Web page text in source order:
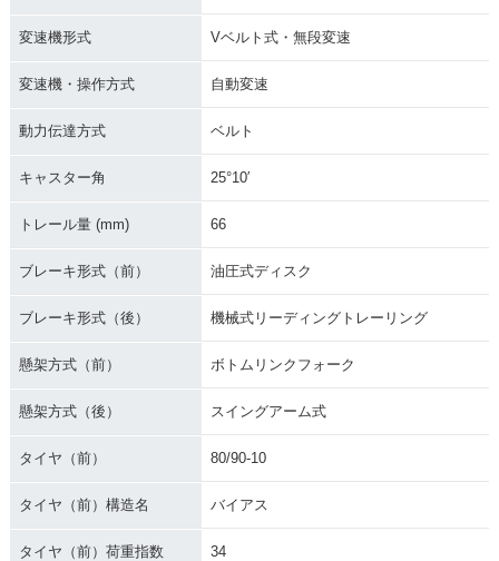
変速機形式 Vベルト式・無段変速
変速機・操作方式 自動変速
動力伝達方式 ベルト
キャスター角 25°10′
トレール量 (mm) 66
ブレーキ形式（前） 油圧式ディスク
ブレーキ形式（後） 機械式リーディングトレーリング
懸架方式（前） ボトムリンクフォーク
懸架方式（後） スイングアーム式
タイヤ（前） 80/90-10
タイヤ（前）構造名 バイアス
タイヤ（前）荷重指数 34